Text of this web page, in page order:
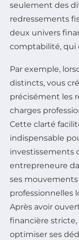
seulement des
redressements
deux univers
comptabilité, qui
Par exemple,
distincts, vous
précisément les
charges
Cette clarté
indispensable
investissements
entrepreneure
ses mouvements
professionnelles
Après avoir
financière
optimiser ses